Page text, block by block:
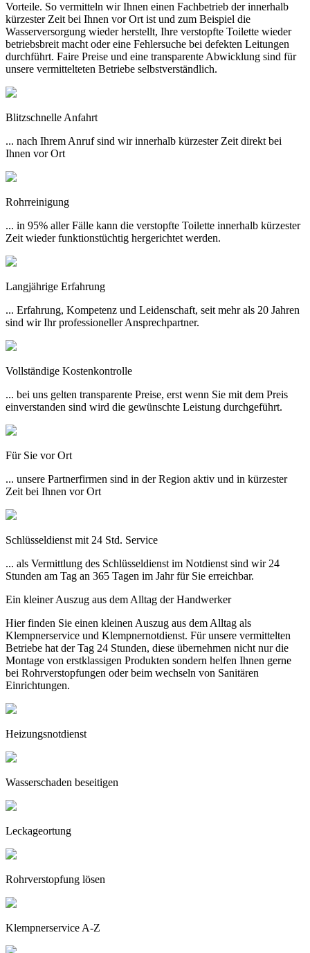
Vorteile. So vermitteln wir Ihnen einen Fachbetrieb der innerhalb
kürzester Zeit bei Ihnen vor Ort ist und zum Beispiel die
Wasserversorgung wieder herstellt, Ihre verstopfte Toilette wieder
betriebsbreit macht oder eine Fehlersuche bei defekten Leitungen
durchführt. Faire Preise und eine transparente Abwicklung sind für
unsere vermittelteten Betriebe selbstverständlich.
Blitzschnelle Anfahrt
... nach Ihrem Anruf sind wir innerhalb kürzester Zeit direkt bei
Ihnen vor Ort
Rohrreinigung
... in 95% aller Fälle kann die verstopfte Toilette innerhalb kürzester
Zeit wieder funktionstüchtig hergerichtet werden.
Langjährige Erfahrung
... Erfahrung, Kompetenz und Leidenschaft, seit mehr als 20 Jahren
sind wir Ihr professioneller Ansprechpartner.
Vollständige Kostenkontrolle
... bei uns gelten transparente Preise, erst wenn Sie mit dem Preis
einverstanden sind wird die gewünschte Leistung durchgeführt.
Für Sie vor Ort
... unsere Partnerfirmen sind in der Region aktiv und in kürzester
Zeit bei Ihnen vor Ort
Schlüsseldienst mit 24 Std. Service
... als Vermittlung des Schlüsseldienst im Notdienst sind wir 24
Stunden am Tag an 365 Tagen im Jahr für Sie erreichbar.
Ein kleiner Auszug aus dem Alltag der Handwerker
Hier finden Sie einen kleinen Auszug aus dem Alltag als
Klempnerservice und Klempnernotdienst. Für unsere vermittelten
Betriebe hat der Tag 24 Stunden, diese übernehmen nicht nur die
Montage von erstklassigen Produkten sondern helfen Ihnen gerne
bei Rohrverstopfungen oder beim wechseln von Sanitären
Einrichtungen.
Heizungsnotdienst
Wasserschaden beseitigen
Leckageortung
Rohrverstopfung lösen
Klempnerservice A-Z